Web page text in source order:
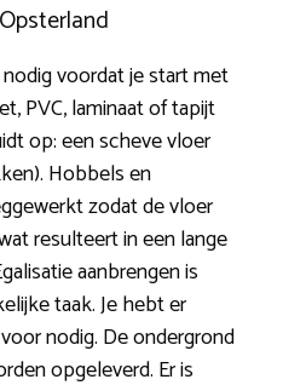
voordat je start met
PVC, laminaat of tapijt
op: een scheve vloer
Hobbels en
zodat de vloer
resulteert in een lange
aanbrengen is
taak. Je hebt er
nodig. De ondergrond
opgeleverd. Er is